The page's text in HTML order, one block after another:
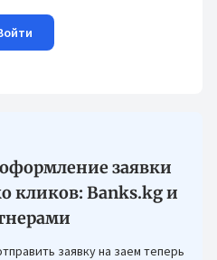
заявки
кликов: Banks.kg и
заявку на заем теперь